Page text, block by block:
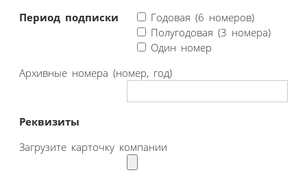
Период подписки
Годовая (6 номеров)
Полугодовая (3 номера)
Один номер
Архивные номера (номер, год)
Реквизиты
Загрузите карточку компании